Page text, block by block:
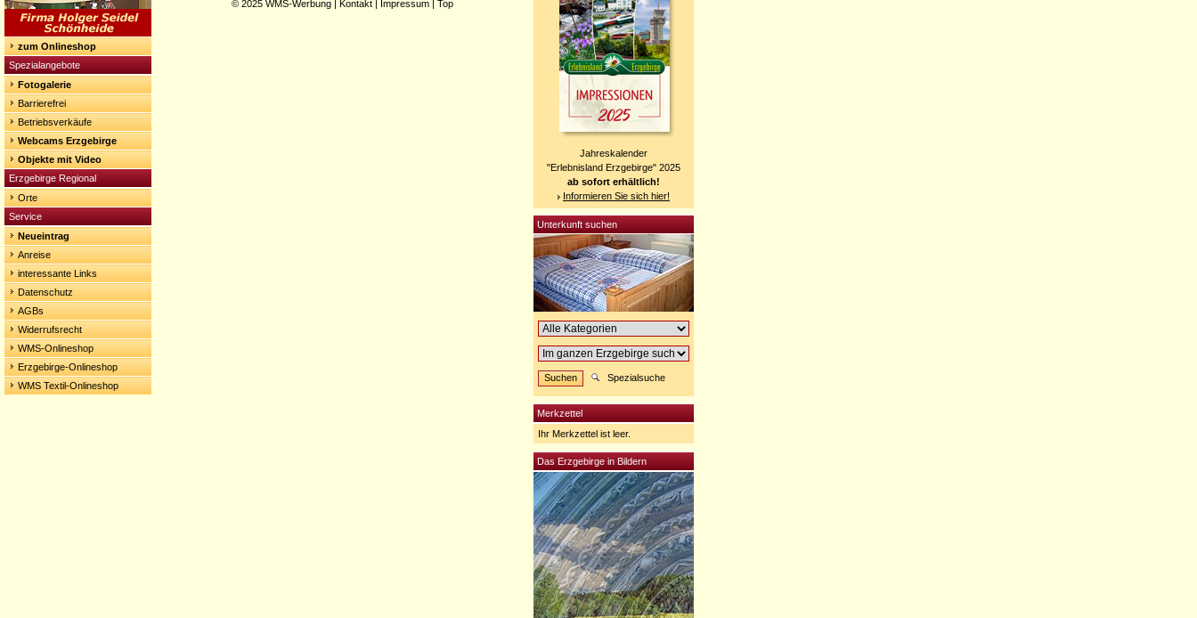
zum Onlineshop
Spezialangebote
Fotogalerie
Barrierefrei
Betriebsverkäufe
Webcams Erzgebirge
Objekte mit Video
Erzgebirge Regional
Orte
Service
Neueintrag
Anreise
interessante Links
Datenschutz
AGBs
Widerrufsrecht
WMS-Onlineshop
Erzgebirge-Onlineshop
WMS Textil-Onlineshop
© 2025 WMS-Werbung | Kontakt | Impressum | Top
Jahreskalender
"Erlebnisland Erzgebirge" 2025
ab sofort erhältlich!
Informieren Sie sich hier!
Unterkunft suchen
Spezialsuche
Merkzettel
Ihr Merkzettel ist leer.
Das Erzgebirge in Bildern